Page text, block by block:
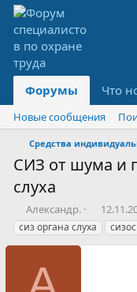
Форумы Что
Новые сообщения
Средства
СИЗ от шума и
слуха
А
в
т
Александр.
Д
а
т
сиз органа слуха
сизос